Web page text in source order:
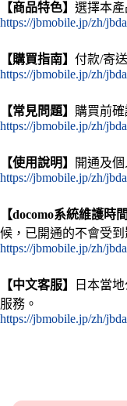
【商品特色】 選擇本
https://jbmobile.jp/zh/
【購買指南】 付款/寄
https://jbmobile.jp/zh/
【常見問題】 購買前
https://jbmobile.jp/zh/
【使用說明】
開通及
https://jbmobile.jp/zh/
【docomo系統維護時間
候，已開通的不會受到
https://jbmobile.jp/zh/
【中文客服】
日本當
服務。
https://jbmobile.jp/zh/